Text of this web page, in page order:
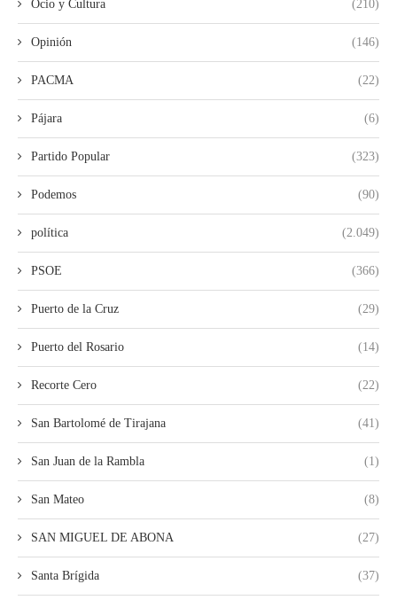
Ocio y Cultura (210)
Opinión (146)
PACMA (22)
Pájara (6)
Partido Popular (323)
Podemos (90)
política (2.049)
PSOE (366)
Puerto de la Cruz (29)
Puerto del Rosario (14)
Recorte Cero (22)
San Bartolomé de Tirajana (41)
San Juan de la Rambla (1)
San Mateo (8)
SAN MIGUEL DE ABONA (27)
Santa Brígida (37)